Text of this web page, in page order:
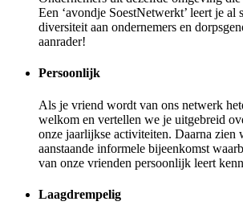
Een ‘avondje SoestNetwerkt’ leert je al
diversiteit aan ondernemers en
aanrader!
Persoonlijk
Als je vriend wordt van ons netwerk
welkom en vertellen we je uitgebreid
onze jaarlijkse activiteiten. Daarna zien
aanstaande informele bijeenkomst
van onze vrienden persoonlijk leert
Laagdrempelig